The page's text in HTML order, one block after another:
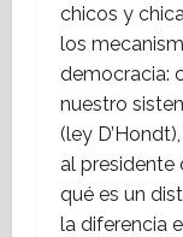
chicos y
los
democracia:
nuestro
(ley
al presidente
qué es un
la diferencia